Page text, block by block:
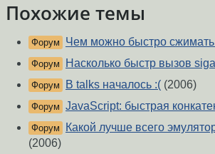
Похожие темы
Форум Чем можно быстро
Форум Насколько быстр вызов
Форум В talks началось :( (2006)
Форум JavaScript: быстрая
Форум
Какой лучше всего
(2006)